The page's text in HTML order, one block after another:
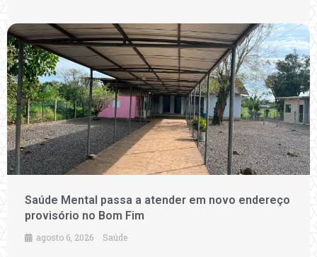
Saúde Mental passa a atender em novo endereço
provisório no Bom Fim
agosto 6, 2026 Saúde